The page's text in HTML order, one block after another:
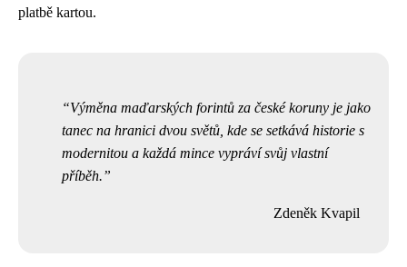
platbě kartou.
Výměna maďarských forintů za české koruny je jako
tanec na hranici dvou světů, kde se setkává historie s
modernitou a každá mince vypráví svůj vlastní
příběh.
Zdeněk Kvapil